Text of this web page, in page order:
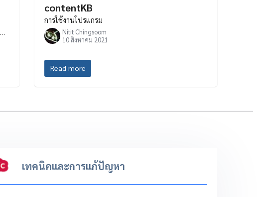
contentKB
การใช้งานโปรแกรม
Nitit Chingsoom
10 สิงหาคม 2021
Read more
เทคนิคและการแก้ปัญหา